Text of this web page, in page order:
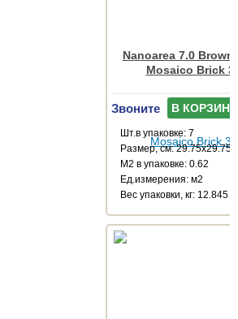
Nanoarea 7.0
Mosaico Brick
Звоните В КОРЗИНУ
Шт.в упаковке: 7
Размер, см: 29.75x29.75
М2 в упаковке: 0.62
Ед.измерения: м2
Веc упаковки, кг: 12.845